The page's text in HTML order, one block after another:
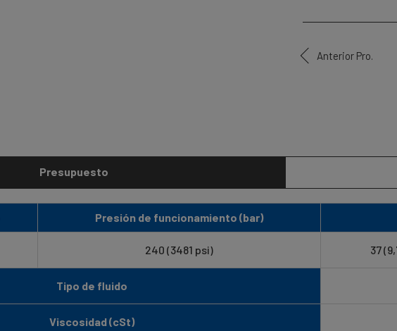
Anterior Pro.
Presupuesto
Presión de funcionamiento (bar)
240 (3481 psi) 37
Tipo de fluido
Viscosidad (cSt)